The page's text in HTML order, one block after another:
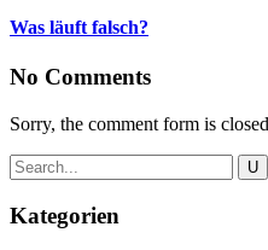
Was läuft falsch?
No Comments
Sorry, the comment form is
Kategorien